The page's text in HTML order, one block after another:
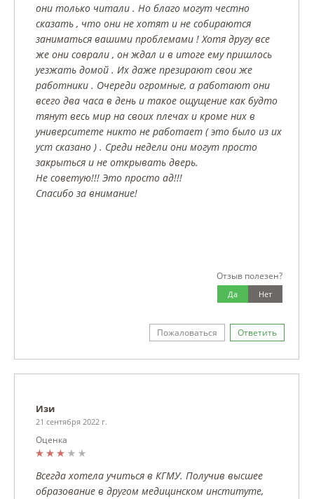
они только читали . Но благо могут честно
сказать , что они не хотят и не собираются
заниматься вашими проблемами ! Хотя другу все
же они соврали , он ждал и в итоге ему пришлось
уезжать домой . Их даже презирают свои же
работники . Очереди огромные, а работают они
всего два часа в день и такое ощущение как будто
тянут весь мир на своих плечах и кроме них в
университете никто не работает ( это было из их
уст сказано ) . Среди недели они могут просто
закрыться и не открывать дверь.
Не советую!!! Это просто ад!!!
Спасибо за внимание!
Отзыв полезен?
Нет
Да
Пожаловаться Ответить
Изи
21 сентября 2022 г.
Оценка
Всегда хотела учиться в КГМУ. Получив высшее
образование в другом медицинском институте,